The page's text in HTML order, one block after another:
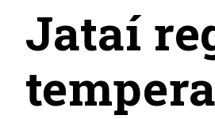
Jataí